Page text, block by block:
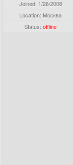
Joined: 1/26/2008
Location: Москва
Status:offline